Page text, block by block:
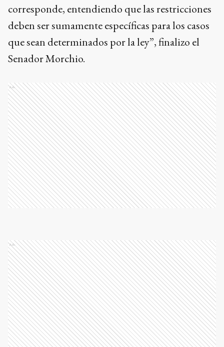
corresponde, entendiendo que las restricciones
deben ser sumamente específicas para los casos
que sean determinados por la ley”, finalizo el
Senador Morchio.
Ads
Ads